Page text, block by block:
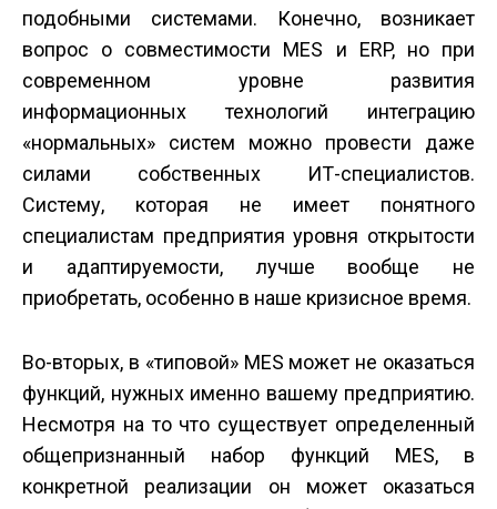
подобными системами. Конечно, возникает
вопрос о совместимости MES и ERP, но при
современном уровне развития
информационных технологий интеграцию
«нормальных» систем можно провести даже
силами собственных ИТ-специалистов.
Систему, которая не имеет понятного
специалистам предприятия уровня открытости
и адаптируемости, лучше вообще не
приобретать, особенно в наше кризисное время.
Во-вторых, в «типовой» MES может не оказаться
функций, нужных именно вашему предприятию.
Несмотря на то что существует определенный
общепризнанный набор функций MES, в
конкретной реализации он может оказаться